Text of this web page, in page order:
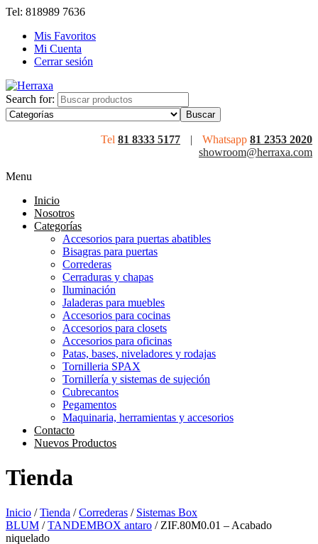
Tel: 818989 7636
Mis Favoritos
Mi Cuenta
Cerrar sesión
Search for:
Tel 81 8333 5177 | Whatsapp 81 2353 2020
showroom@herraxa.com
Menu
Inicio
Nosotros
Categorías
Accesorios para puertas abatibles
Bisagras para puertas
Correderas
Cerraduras y chapas
Iluminación
Jaladeras para muebles
Accesorios para cocinas
Accesorios para closets
Accesorios para oficinas
Patas, bases, niveladores y rodajas
Tornilleria SPAX
Tornillería y sistemas de sujeción
Cubrecantos
Pegamentos
Maquinaria, herramientas y accesorios
Contacto
Nuevos Productos
Tienda
Inicio /Tienda /Correderas / Sistemas Box
BLUM /TANDEMBOX antaro / ZIF.80M0.01 – Acabado
niquelado